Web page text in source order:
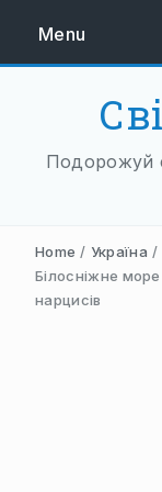
Menu
ЄВРОПА
Подорожуй
Home / Україна /
Білосніжне
нарцисів